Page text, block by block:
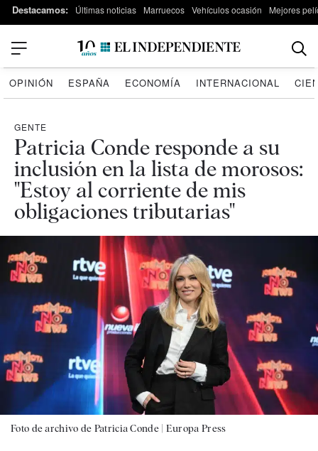
Destacamos: Últimas noticias Marruecos Vehículos ocasión Mejores
OPINIÓN ESPAÑA ECONOMÍA INTERNACIONAL
GENTE
Patricia Conde responde a su
inclusión en la lista de morosos:
"Estoy al corriente de mis
obligaciones tributarias"
Foto de archivo de Patricia Conde | Europa Press